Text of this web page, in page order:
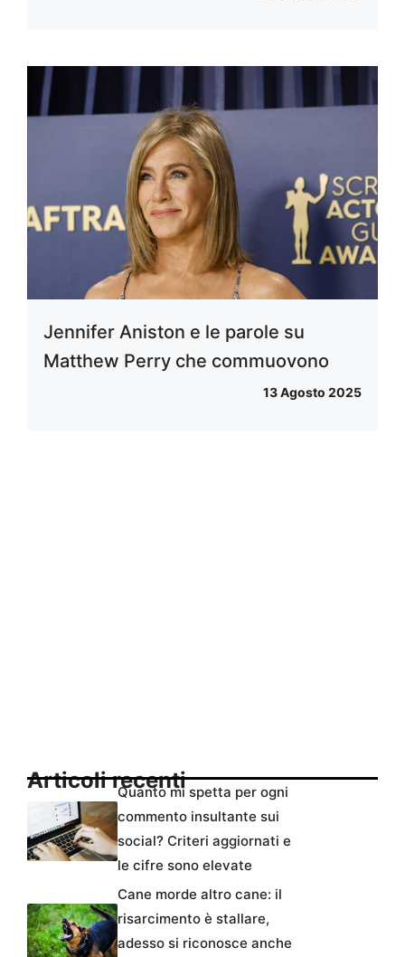
Jennifer Aniston e le parole su
Matthew Perry che commuovono
13 Agosto 2025
Articoli recentiQuanto mi spetta per ogni
commento insultante sui
social? Criteri aggiornati e
le cifre sono elevate
Cane morde altro cane: il
risarcimento è stallare,
adesso si riconosce anche